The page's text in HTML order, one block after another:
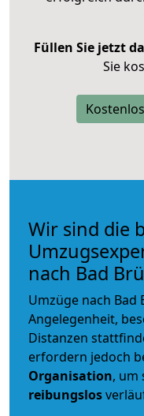
Füllen Sie jetzt
Sie
Wir sind die
nach Bad
Umzüge nach Bad
Angelegenheit,
Distanzen
erfordern jedoch
Organisation, um
reibungslos